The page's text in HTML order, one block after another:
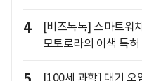
4
[비즈톡톡] 스마트워
모토로라의 이색 특허
[100세 과학] 대기